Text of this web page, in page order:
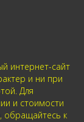
интернет-сайт
и ни при
Для
и стоимости
обращайтесь к